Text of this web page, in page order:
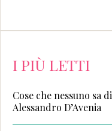
I PIÙ LETTI
Cose che nessuno sa di
Alessandro D’Avenia